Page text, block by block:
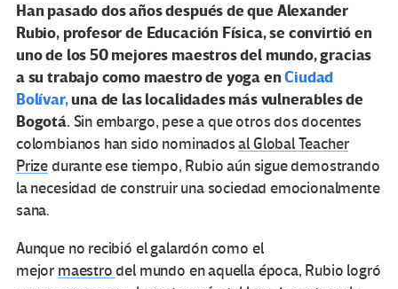
Han pasado dos años después de que Alexander
Rubio, profesor de Educación Física, se convirtió en
uno de los 50 mejores maestros del mundo, gracias
a su trabajo como maestro de yoga enCiudad
Bolívar,una de las localidades más vulnerables de
Bogotá. Sin embargo, pese a que otros dos docentes
colombianos han sido nominadosalGlobal Teacher
Prizedurante ese tiempo, Rubio aún sigue demostrando
la necesidad de construir una sociedad emocionalmente
sana.
Aunque no recibió el galardón como el
mejor maestrodel mundo en aquella época, Rubio logró